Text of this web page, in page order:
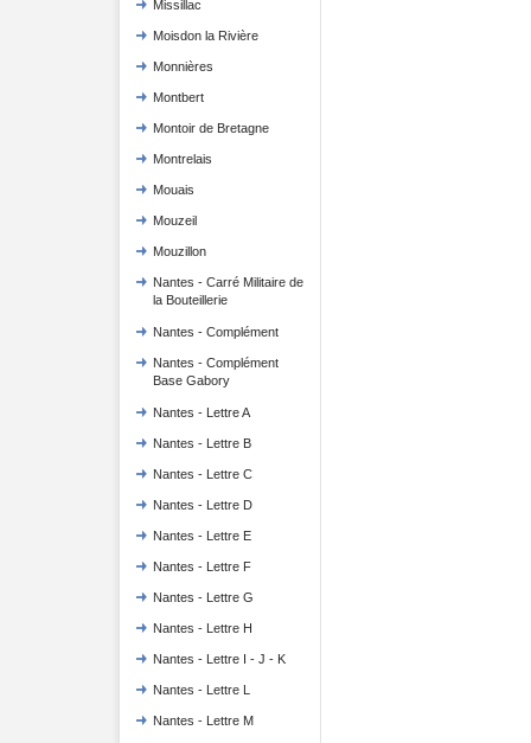
Missillac
Moisdon la Rivière
Monnières
Montbert
Montoir de Bretagne
Montrelais
Mouais
Mouzeil
Mouzillon
Nantes - Carré Militaire de
la Bouteillerie
Nantes - Complément
Nantes - Complément
Base Gabory
Nantes - Lettre A
Nantes - Lettre B
Nantes - Lettre C
Nantes - Lettre D
Nantes - Lettre E
Nantes - Lettre F
Nantes - Lettre G
Nantes - Lettre H
Nantes - Lettre I - J - K
Nantes - Lettre L
Nantes - Lettre M